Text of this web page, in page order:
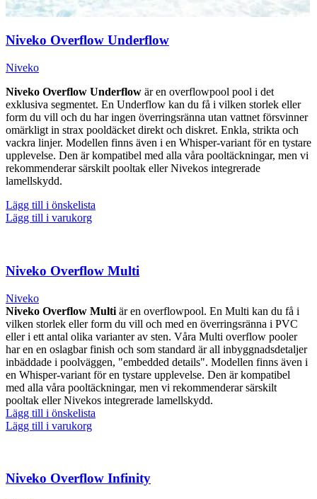
Niveko Overflow Underflow
Niveko
Niveko Overflow Underflow är en overflowpool pool i det
exklusiva segmentet. En Underflow kan du få i vilken storlek eller
form du vill och du har ingen överringsränna utan vattnet försvinner
omärkligt in strax pooldäcket direkt och diskret. Enkla, strikta och
vackra linjer. Modellen finns även i en Whisper-variant för en tystare
upplevelse. Den är kompatibel med alla våra pooltäckningar, men vi
rekommenderar särskilt pooltak eller Nivekos integrerade
lamellskydd.
Lägg till i önskelista
Lägg till i varukorg
Niveko Overflow Multi
Niveko
Niveko Overflow Multi är en overflowpool. En Multi kan du få i
vilken storlek eller form du vill och med en överringsränna i PVC
eller i ett antal olika varianter av sten. Våra Multi overflow pooler
har en en oslagbar finish och som standard är all inbyggnadsdetaljer
inbäddade i poolväggen, "embedded details". Modellen finns även i
en Whisper-variant för en tystare upplevelse. Den är kompatibel
med alla våra pooltäckningar, men vi rekommenderar särskilt
pooltak eller Nivekos integrerade lamellskydd.
Lägg till i önskelista
Lägg till i varukorg
Niveko Overflow Infinity